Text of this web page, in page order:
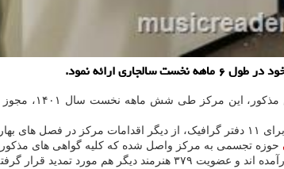
ارائه نمود.
حوزه تجسمی به مرکز واصل شده که کلیه گواهی های
اند و عضویت ۳۷۹ هنرمند دیگر هم مورد تمدید قرار گرفته است.